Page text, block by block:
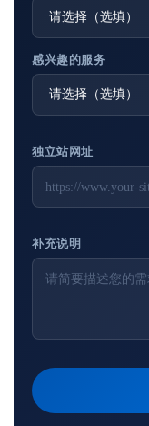
感兴趣的服务
独立站网址
补充说明